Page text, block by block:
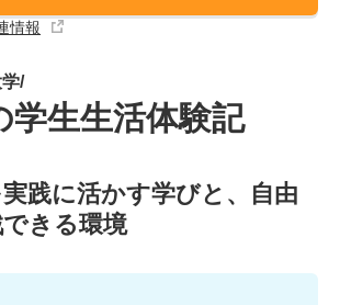
情報
/
学生生活体験記
践に活かす学びと、自由
きる環境